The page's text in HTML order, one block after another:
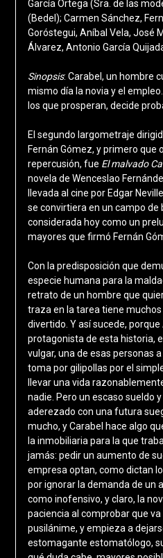
García Ortega (Sra. de las
(Bedel); Carmen Sánchez,
Goróstegui, Aníbal Vela, José
Álvarez, Antonio García
Sinopsis: Carabel, un hombre
mismo día la novia y el
los que prosperan, decide
El segundo largometraje
Fernán Gómez, y primero que
repercusión, fue El malvado
novela de Wenceslao
llevada al cine por Edgar
se convirtiera en un campo de
considerada hoy como un
mayores que firmó Fernán
Con la predisposición que
especie humana para la
retrato de un hombre que
traza en la tarea tiene
divertido. Y así sucede,
protagonista de esta historia,
vulgar, una de esas personas
toma por gilipollas por el
llevar una vida
nadie. Pero un escaso sueldo
aderezado con una futura
mucho, y Carabel hace algo
la inmobiliaria para la que
jamás: pedir un aumento de
empresa optan, como dictan
por ignorar la demanda de un
como inofensivo, y claro, la
paciencia al comprobar que
pusilánime, y empieza a
estomagante estomatólogo,